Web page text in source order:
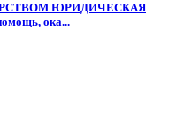
ЮРИДИЧЕСКАЯ
ока...